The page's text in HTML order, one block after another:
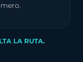
LA RUTA.